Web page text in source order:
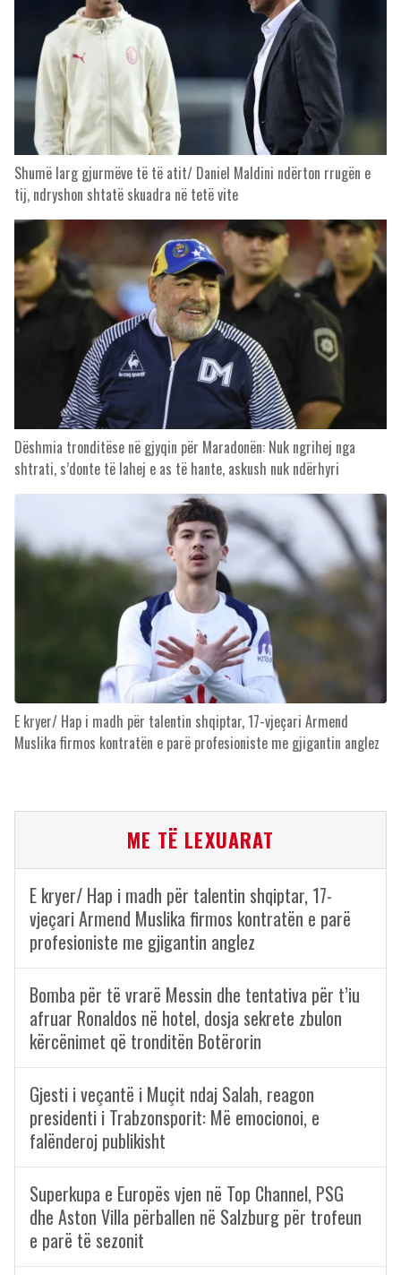
Shumë larg gjurmëve të të atit/ Daniel Maldini ndërton rrugën e
tij, ndryshon shtatë skuadra në tetë vite
Dëshmia tronditëse në gjyqin për Maradonën: Nuk ngrihej nga
shtrati, s’donte të lahej e as të hante, askush nuk ndërhyri
E kryer/ Hap i madh për talentin shqiptar, 17-vjeçari Armend
Muslika firmos kontratën e parë profesioniste me gjigantin anglez
ME TË LEXUARAT
E kryer/ Hap i madh për talentin shqiptar, 17-
vjeçari Armend Muslika firmos kontratën e parë
profesioniste me gjigantin anglez
Bomba për të vrarë Messin dhe tentativa për t’iu
afruar Ronaldos në hotel, dosja sekrete zbulon
kërcënimet që tronditën Botërorin
Gjesti i veçantë i Muçit ndaj Salah, reagon
presidenti i Trabzonsporit: Më emocionoi, e
falënderoj publikisht
Superkupa e Europës vjen në Top Channel, PSG
dhe Aston Villa përballen në Salzburg për trofeun
e parë të sezonit